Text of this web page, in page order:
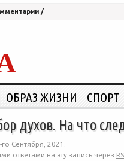
/
ОБРАЗ ЖИЗНИ СПОРТ
духов. На что
Сентября, 2021.
ответами на эту запись через